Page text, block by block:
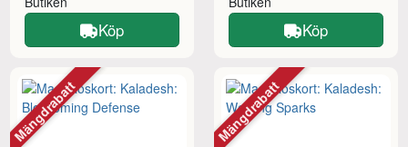
Köp Köp
Mängdrabatt Mängdrabatt